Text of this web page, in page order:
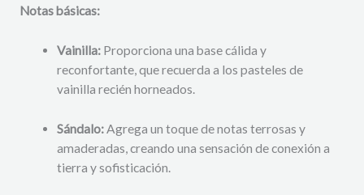
Notas básicas:
Vainilla: Proporciona una base cálida y
reconfortante, que recuerda a los pasteles de
vainilla recién horneados.
Sándalo:Agrega un toque de notas terrosas y
amaderadas, creando una sensación de conexión a
tierra y sofisticación.